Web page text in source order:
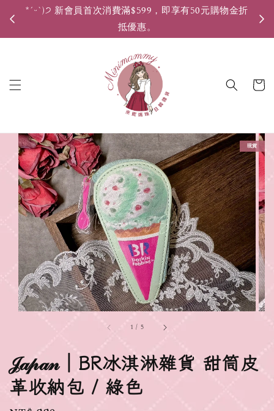
*ˊᵕˋ)੭ 新會員首次消費滿$599，即享有50元購物金折
抵優惠。
1 / 5
現貨
𝒥𝒶𝓅𝒶𝓃｜BR冰淇淋雜貨 甜筒皮
革收納包 / 綠色